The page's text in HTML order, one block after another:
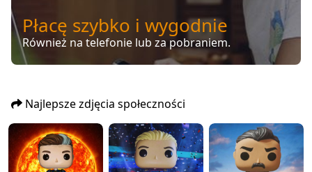
Płacę szybko i wygodnie
Również na telefonie lub za pobraniem.
Najlepsze zdjęcia społeczności